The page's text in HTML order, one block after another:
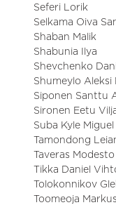
Seferi Lorik
Selkama Oiva
Shaban Malik
Shabunia Ilya
Shevchenko
Shumeylo Aleksi
Siponen Santtu
Sironen Eetu
Suba Kyle Miguel
Tamondong
Taveras
Tikka Daniel
Tolokonnikov
Toomeoja